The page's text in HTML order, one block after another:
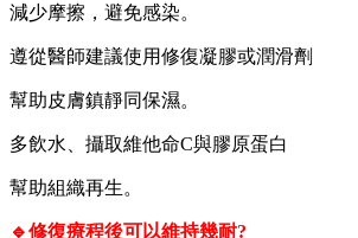
減少摩擦，避免感染。
遵從醫師建議使用修復凝膠或潤滑劑
幫助皮膚鎮靜同保濕。
多飲水、攝取維他命C與膠原蛋白
幫助組織再生。
🔹修復療程後可以維持幾耐?